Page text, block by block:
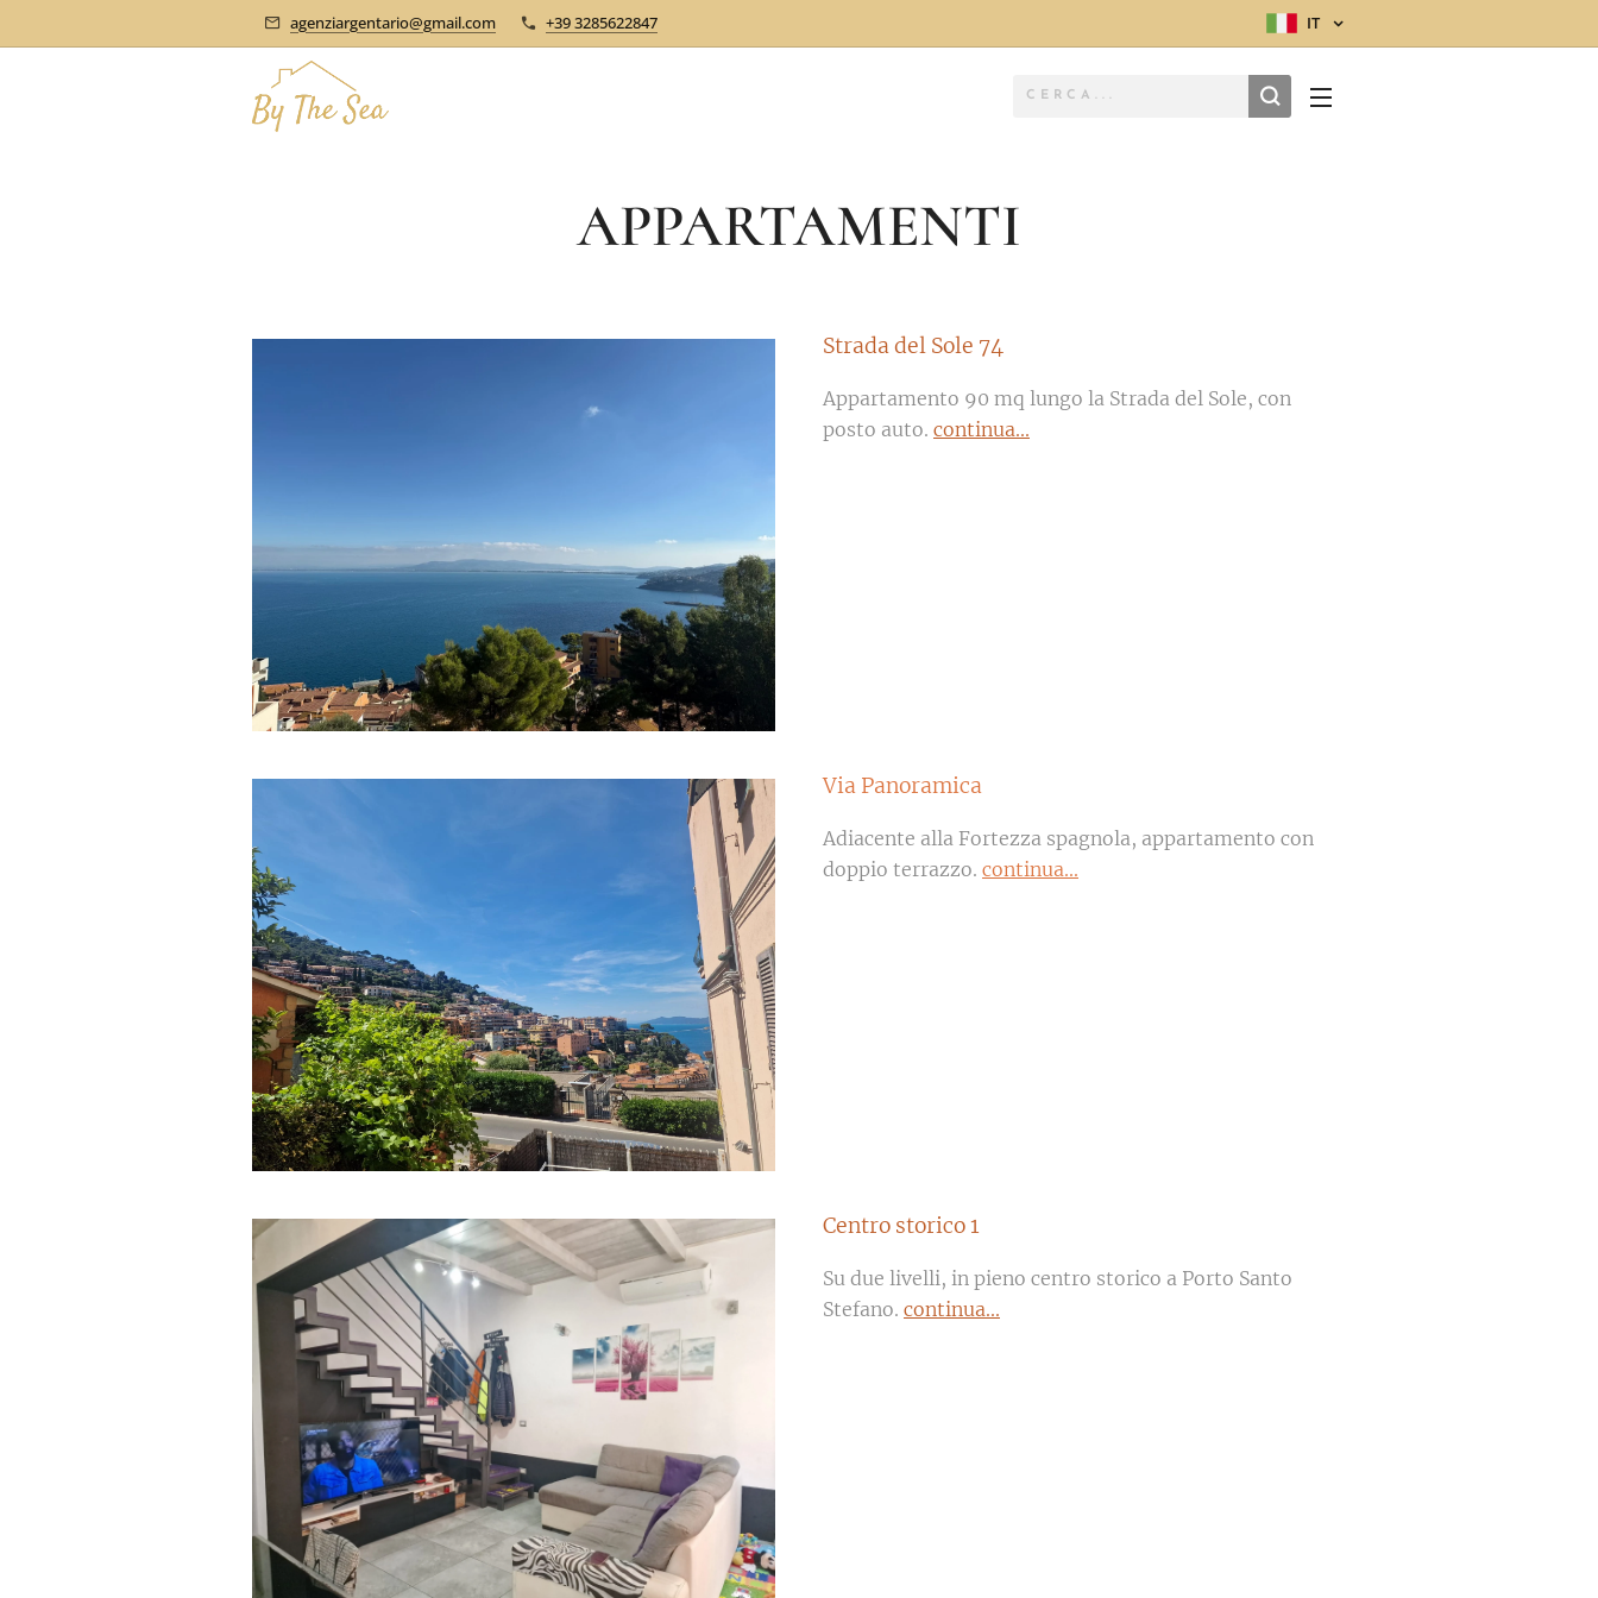
agenziargentario@gmail.com +39 3285622847 IT
APPARTAMENTI
Strada del Sole 74
Appartamento 90 mq lungo la Strada del Sole, con
posto auto. continua...
Via Panoramica
Adiacente alla Fortezza spagnola, appartamento con
doppio terrazzo. continua...
Centro storico 1
Su due livelli, in pieno centro storico a Porto Santo
Stefano. continua...